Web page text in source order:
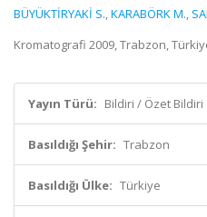
BÜYÜKTİRYAKİ S.,KARABÖRK M.,
Kromatografi 2009, Trabzon,
Yayın Türü: Bildiri / Özet Bildiri
Basıldığı Şehir: Trabzon
Basıldığı Ülke: Türkiye